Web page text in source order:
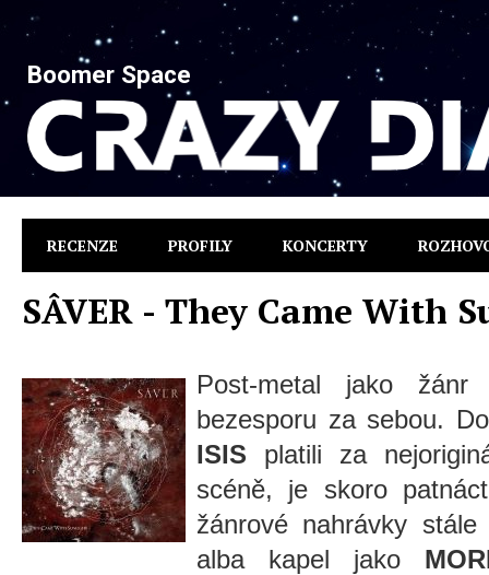
Boomer Space
RECENZE PROFILY KONCERTY
SÂVER - They Came With
Post-metal jako
bezesporu za sebou.
ISIS platili za
scéně, je skoro
žánrové nahrávky
alba kapel jako